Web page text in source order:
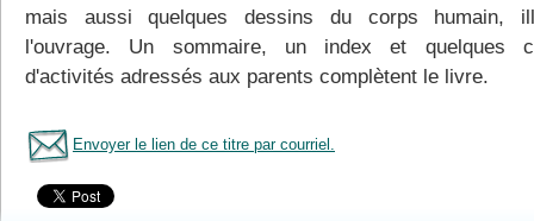
mais aussi quelques dessins du corps humain,
l'ouvrage. Un sommaire, un index et quelques
d'activités adressés aux parents complètent le livre.
Envoyer le lien de ce titre par courriel.